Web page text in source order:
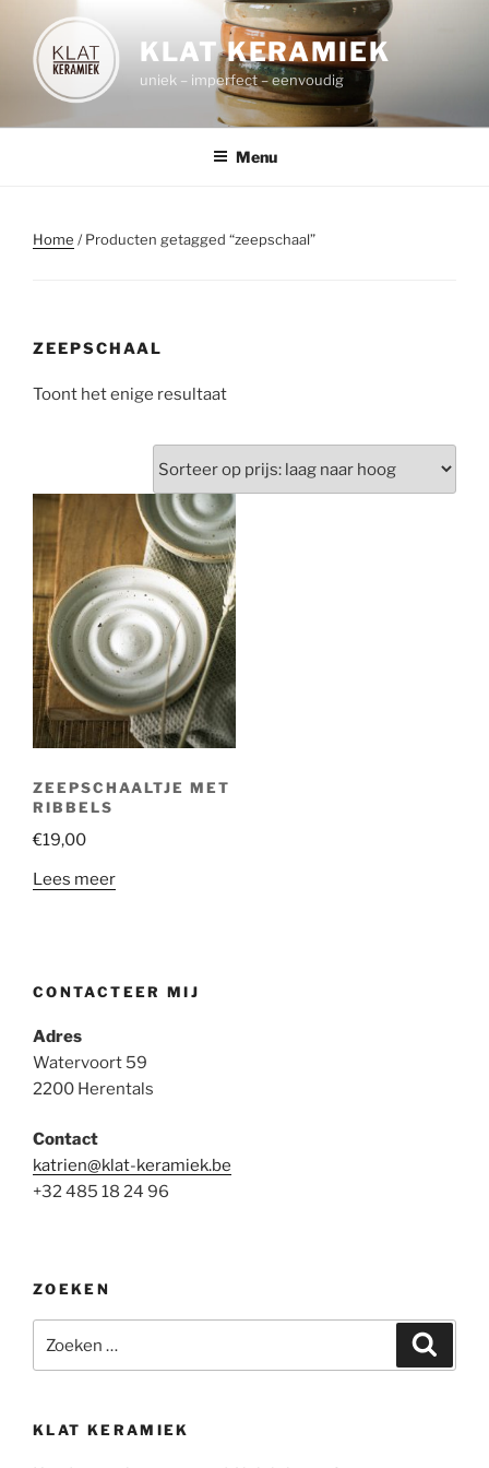
inhoud
KLAT KERAMIEK
uniek – imperfect – eenvoudig
Menu
Home / Producten getagged “zeepschaal”
ZEEPSCHAAL
Toont het enige resultaat
ZEEPSCHAALTJE MET
RIBBELS
€19,00
Lees meer
CONTACTEER MIJ
Adres
Watervoort 59
2200 Herentals
Contact
katrien@klat-keramiek.be
+32 485 18 24 96
ZOEKEN
naar:
KLAT KERAMIEK